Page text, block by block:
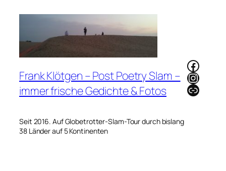
Frank Klötgen – Post Poetry Slam –
immer frische Gedichte & Fotos
Seit 2016. Auf Globetrotter-Slam-Tour durch bislang
38 Länder auf 5 Kontinenten
Link